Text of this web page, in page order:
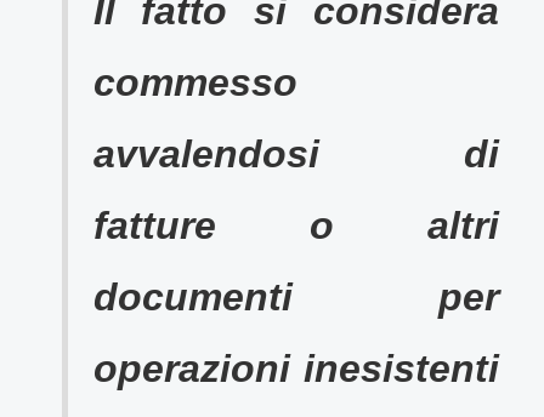
Il fatto si considera
commesso
avvalendosi di
fatture o altri
documenti per
operazioni inesistenti